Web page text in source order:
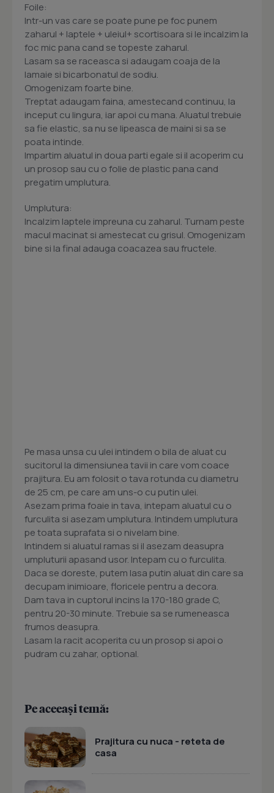
Foile:
Intr-un vas care se poate pune pe foc punem
zaharul + laptele + uleiul+ scortisoara si le incalzim la
foc mic pana cand se topeste zaharul.
Lasam sa se raceasca si adaugam coaja de la
lamaie si bicarbonatul de sodiu.
Omogenizam foarte bine.
Treptat adaugam faina, amestecand continuu, la
inceput cu lingura, iar apoi cu mana. Aluatul trebuie
sa fie elastic, sa nu se lipeasca de maini si sa se
poata intinde.
Impartim aluatul in doua parti egale si il acoperim cu
un prosop sau cu o folie de plastic pana cand
pregatim umplutura.
Umplutura:
Incalzim laptele impreuna cu zaharul. Turnam peste
macul macinat si amestecat cu grisul. Omogenizam
bine si la final adauga coacazea sau fructele.
Pe masa unsa cu ulei intindem o bila de aluat cu
sucitorul la dimensiunea tavii in care vom coace
prajitura. Eu am folosit o tava rotunda cu diametru
de 25 cm, pe care am uns-o cu putin ulei.
Asezam prima foaie in tava, intepam aluatul cu o
furculita si asezam umplutura. Intindem umplutura
pe toata suprafata si o nivelam bine.
Intindem si aluatul ramas si il asezam deasupra
umpluturii apasand usor. Intepam cu o furculita.
Daca se doreste, putem lasa putin aluat din care sa
decupam inimioare, floricele pentru a decora.
Dam tava in cuptorul incins la 170-180 grade C,
pentru 20-30 minute. Trebuie sa se rumeneasca
frumos deasupra.
Lasam la racit acoperita cu un prosop si apoi o
pudram cu zahar, optional.
Pe aceeași temă:
Prajitura cu nuca - reteta de
casa